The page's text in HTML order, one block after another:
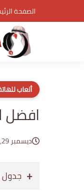
الصفحة
ألعاب
افضل
ديسمبر 29, 2025
جدول